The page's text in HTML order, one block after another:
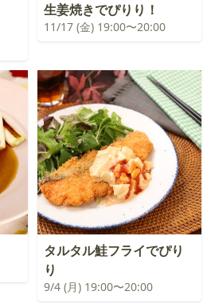
生姜焼きでぴりり！
11/17 (金) 19:00〜20:00
タルタル鮭フライでぴり
り
9/4 (月) 19:00〜20:00